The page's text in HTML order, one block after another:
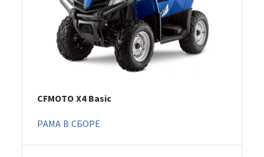
CFMOTO X4 Basic
РАМА В СБОРЕ